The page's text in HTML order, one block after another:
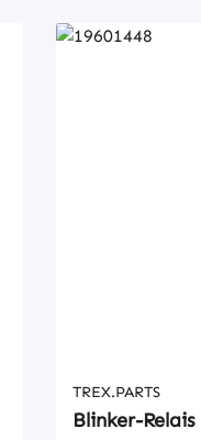
TREX.PARTS
Blinker-Relais